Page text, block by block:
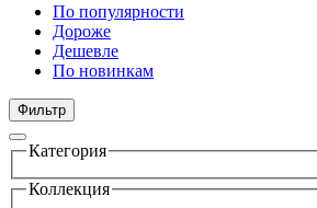
По популярности
Дороже
Дешевле
По новинкам
Фильтр
Категория
Коллекция